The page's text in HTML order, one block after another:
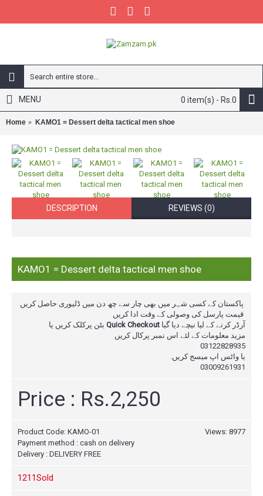
0 item(s) - Rs.0
MENU
Home KAMO1 = Dessert delta tactical men shoe
DESCRIPTION REVIEWS (0)
KAMO1 = Dessert delta tactical men shoe
آرڈر کرنے کے لیا نیچے دیا گیا Quick Checkout بٹن پرکلک کریں یا
مزید معلومات کے لئے اس نمبر پرکالکریں
03122828935
یا واٹس اپ میسج کریں.
03009261931
Price : Rs.2,250
Views: 8977
Product Code: KAMO-01
Payment method : cash on delivery
Delivery : DELIVERY FREE
121 1Sold